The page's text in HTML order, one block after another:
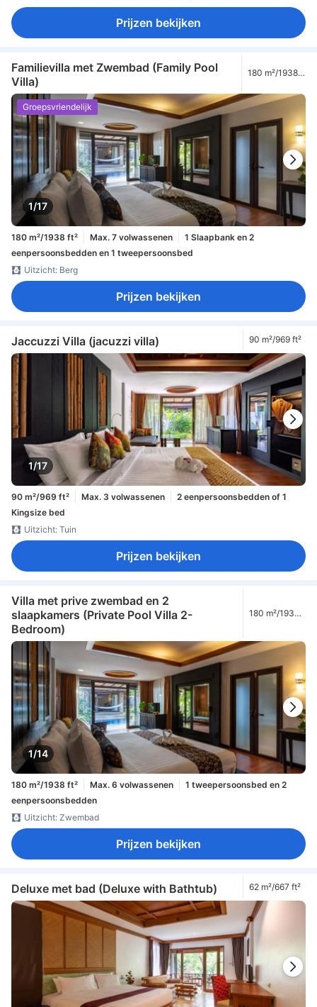
Prijzen bekijken
Familievilla met Zwembad (Family Pool
Villa)
180 m²/1938
1/17
Groepsvriendelijk
180 m²/1938 ft² Max. 7 volwassenen
1 Slaapbank en 2
eenpersoonsbedden en 1 tweepersoonsbed
Uitzicht: Berg
Prijzen bekijken
Jaccuzzi Villa (jacuzzi villa) 90 m²/969 ft²
1/17
90 m²/969 ft² Max. 3 volwassenen
2 eenpersoonsbedden of 1
Kingsize bed
Uitzicht: Tuin
Prijzen bekijken
Villa met prive zwembad en 2
slaapkamers (Private Pool Villa 2-
Bedroom)
180 m²/1938
1/14
180 m²/1938 ft² Max. 6 volwassenen
1 tweepersoonsbed en 2
eenpersoonsbedden
Uitzicht: Zwembad
Prijzen bekijken
Deluxe met bad (Deluxe with Bathtub) 62 m²/667 ft²